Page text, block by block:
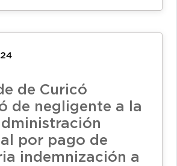
de Curicó
de negligente a la
por pago de
indemnización a